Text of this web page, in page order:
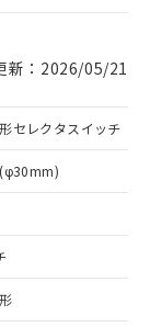
新：2026/05/21
セレクタスイッチ